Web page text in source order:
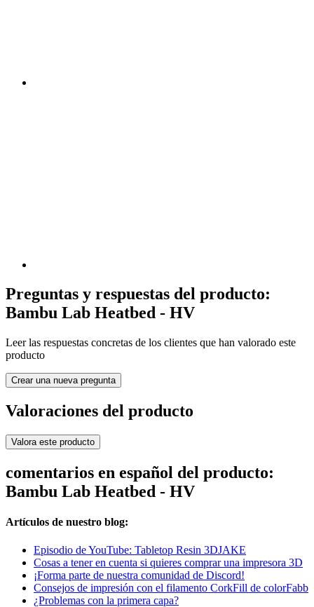
Preguntas y respuestas del producto:
Bambu Lab Heatbed - HV
Leer las respuestas concretas de los clientes que han valorado este
producto
Crear una nueva pregunta
Valoraciones del producto
Valora este producto
comentarios en español del producto:
Bambu Lab Heatbed - HV
Artículos de nuestro blog:
Episodio de YouTube: Tabletop Resin 3DJAKE
Cosas a tener en cuenta si quieres comprar una impresora 3D
¡Forma parte de nuestra comunidad de Discord!
Consejos de impresión con el filamento CorkFill de colorFabb
¿Problemas con la primera capa?